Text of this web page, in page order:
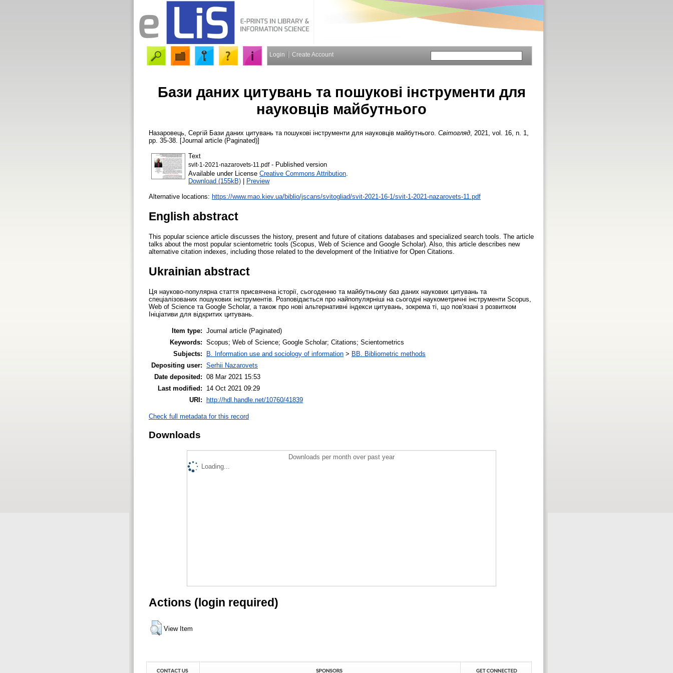
Login Create Account
Бази даних цитувань та пошукові інструменти для
науковців майбутнього
Назаровець, Сергій Бази даних цитувань та пошукові інструменти для науковців майбутнього. Світогляд , 2021, vol. 16, n. 1,
pp. 35-38. [Journal article (Paginated)]
Text
svit-1-2021-nazarovets-11.pdf- Published version
Available under License Creative Commons Attribution
Download (155kB) | Preview
Alternative locations: https://www.mao.kiev.ua/biblio/jscans/svitogliad/svit-2021-16-1/svit-1-2021-nazarovets-11.pdf
English abstract
This popular science article discusses the history, present and future of citations databases and specialized search tools. The article
talks about the most popular scientometric tools (Scopus, Web of Science and Google Scholar). Also, this article describes new
alternative citation indexes, including those related to the development of the Initiative for Open Citations.
Ukrainian abstract
Ця науково-популярна стаття присвячена історії, сьогоденню та майбутньому баз даних наукових цитувань та
спеціалізованих пошукових інструментів. Розповідається про найпопулярніші на сьогодні наукометричні інструменти Scopus,
Web of Science та Google Scholar, а також про нові альтернативні індекси цитувань, зокрема ті, що пов'язані з розвитком
Ініціативи для відкритих цитувань.
Item type: Journal article (Paginated)
Keywords: Scopus; Web of Science; Google Scholar; Citations; Scientometrics
Subjects:
B. Information use and sociology of information > BB. Bibliometric methods
Depositing user: Serhii Nazarovets
Date deposited: 08 Mar 2021 15:53
Last modified:
14 Oct 2021 09:29
URI:
http://hdl.handle.net/10760/41839
Check full metadata for this record
Downloads
Downloads per month over past year
Loading...
Actions (login required)
View Item